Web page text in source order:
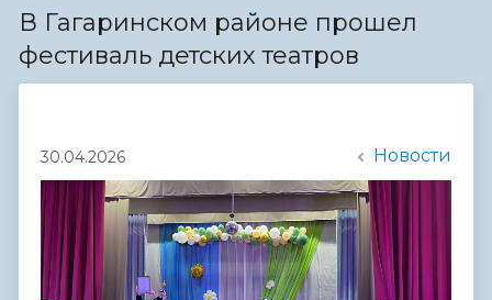
В Гагаринском районе прошел
фестиваль детских театров
30.04.2026 Новости